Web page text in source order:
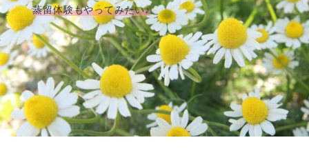
蒸留体験もやってみたい♪